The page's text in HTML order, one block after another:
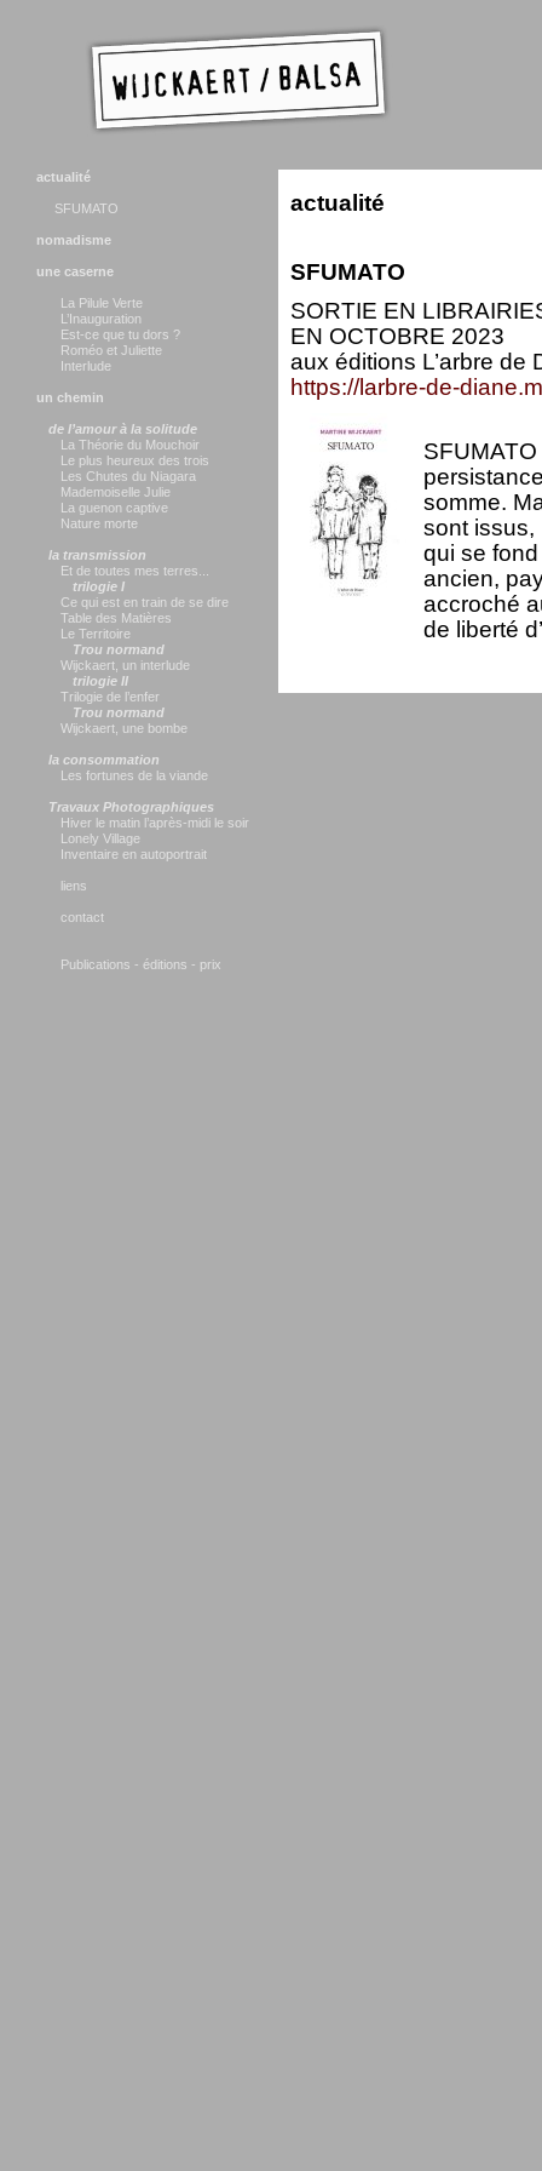
actualité
SFUMATO
nomadisme
une caserne
La Pilule Verte
L’Inauguration
Est-ce que tu dors ?
Roméo et Juliette
Interlude
un chemin
de l’amour à la solitude
La Théorie du Mouchoir
Le plus heureux des trois
Les Chutes du Niagara
Mademoiselle Julie
La guenon captive
Nature morte
la transmission
Et de toutes mes terres...
trilogie I
Ce qui est en train de se dire
Table des Matières
Le Territoire
Trou normand
Wijckaert, un interlude
trilogie II
Trilogie de l’enfer
Trou normand
Wijckaert, une bombe
la consommation
Les fortunes de la viande
Travaux Photographiques
Hiver le matin l’après-midi le soir
Lonely Village
Inventaire en autoportrait
liens
contact
Publications - éditions - prix
actualité
SFUMATO
SORTIE EN
EN OCTOBRE 2023
aux éditions L’arbre de
https://larbre-de-
somme.
sont issus,
qui se
ancien,
accroché
de liberté